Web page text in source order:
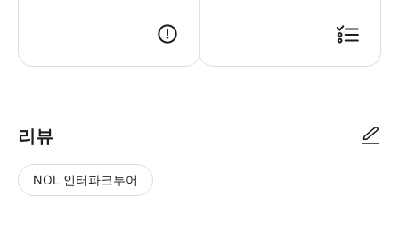
리뷰
NOL 인터파크투어